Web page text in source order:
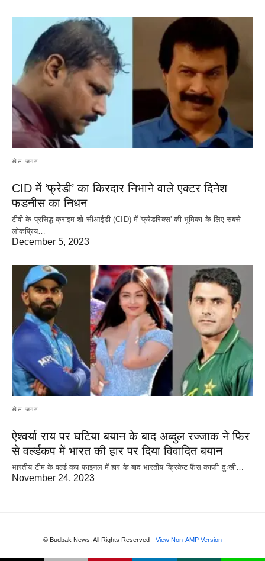
खेल जगत
CID में ‘फ्रेडी’ का किरदार निभाने वाले एक्टर दिनेश
फडनीस का निधन
टीवी के प्रसिद्ध क्राइम शो सीआईडी (CID) में 'फ्रेडरिक्स' की भूमिका के लिए सबसे
लोकप्रिय…
December 5, 2023
खेल जगत
ऐश्वर्या राय पर‌ घटिया बयान के बाद अब्दुल रज्जाक ने फिर
से वर्ल्डकप में भारत की हार पर दिया विवादित बयान
भारतीय टीम के वर्ल्ड कप फाइनल में हार के‌ बाद भारतीय क्रिकेट फैंस काफी दुःखी…
November 24, 2023
© Budbak News. All Rights Reserved View Non-AMP Version